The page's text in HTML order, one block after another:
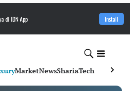
di IDN App Install
MarketNewsShariaTech